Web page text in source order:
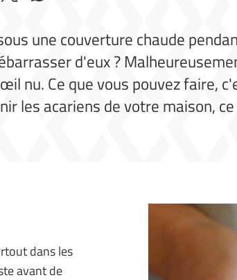
une couverture chaude
d'eux ?
nu. Ce que vous pouvez faire,
les acariens de votre maison,
dans les
avant de